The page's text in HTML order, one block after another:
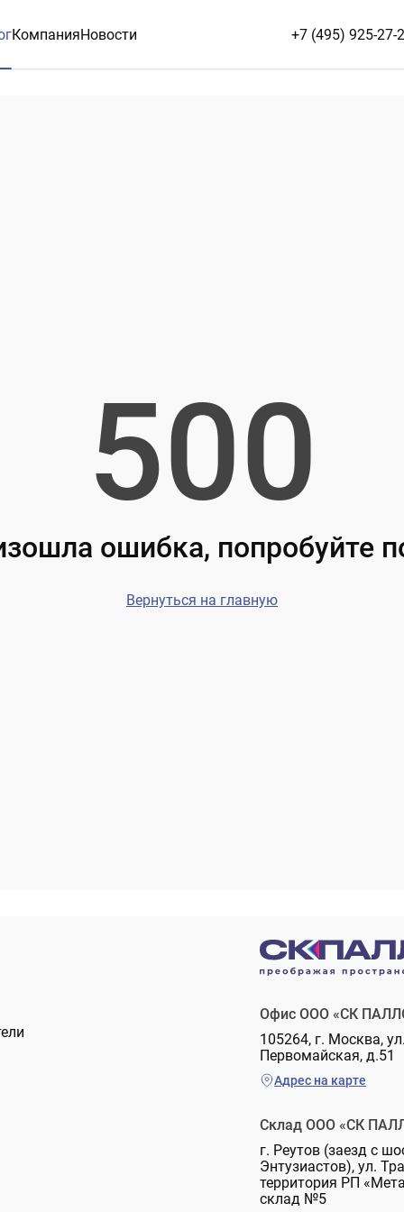
КомпанияНовости +7 (495) 925-27-
500
ошибка, попробуйте
Вернуться на главную
Офис ООО «СК
105264, г. Москва,
Первомайская, д.51
Адрес на карте
Склад ООО «СК
г. Реутов (заезд с
Энтузиастов), ул.
территория РП
склад №5